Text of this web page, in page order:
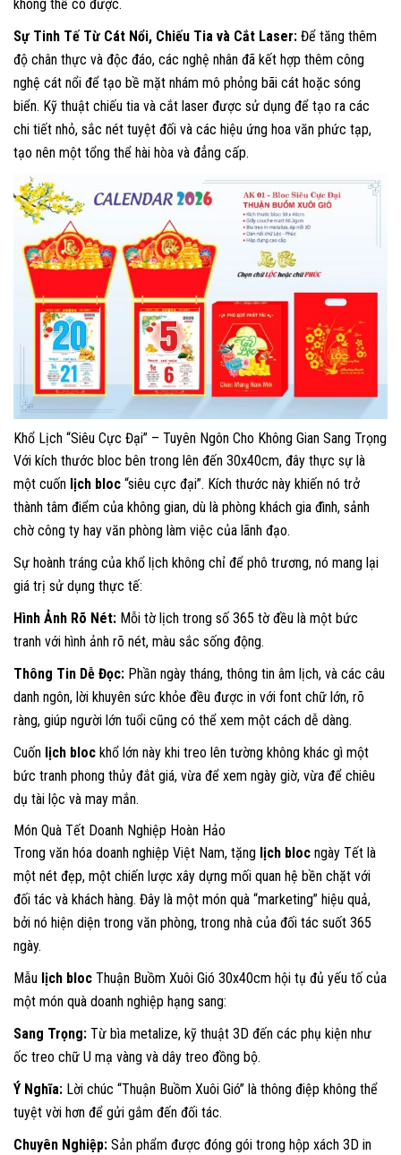
không thể có được.
Sự Tinh Tế Từ Cát Nổi, Chiếu Tia và Cắt Laser: Để tăng thêm
độ chân thực và độc đáo, các nghệ nhân đã kết hợp thêm công
nghệ cát nổi để tạo bề mặt nhám mô phỏng bãi cát hoặc sóng
biển. Kỹ thuật chiếu tia và cắt laser được sử dụng để tạo ra các
chi tiết nhỏ, sắc nét tuyệt đối và các hiệu ứng hoa văn phức tạp,
tạo nên một tổng thể hài hòa và đẳng cấp.
Khổ Lịch “Siêu Cực Đại” – Tuyên Ngôn Cho Không Gian Sang Trọng
Với kích thước bloc bên trong lên đến 30x40cm, đây thực sự là
một cuốn lịch bloc “siêu cực đại”. Kích thước này khiến nó trở
thành tâm điểm của không gian, dù là phòng khách gia đình, sảnh
chờ công ty hay văn phòng làm việc của lãnh đạo.
Sự hoành tráng của khổ lịch không chỉ để phô trương, nó mang lại
giá trị sử dụng thực tế:
Hình Ảnh Rõ Nét: Mỗi tờ lịch trong số 365 tờ đều là một bức
tranh với hình ảnh rõ nét, màu sắc sống động.
Thông Tin Dễ Đọc: Phần ngày tháng, thông tin âm lịch, và các câu
danh ngôn, lời khuyên sức khỏe đều được in với font chữ lớn, rõ
ràng, giúp người lớn tuổi cũng có thể xem một cách dễ dàng.
Cuốn lịch bloc khổ lớn này khi treo lên tường không khác gì một
bức tranh phong thủy đắt giá, vừa để xem ngày giờ, vừa để chiêu
dụ tài lộc và may mắn.
Món Quà Tết Doanh Nghiệp Hoàn Hảo
Trong văn hóa doanh nghiệp Việt Nam, tặng lịch bloc ngày Tết là
một nét đẹp, một chiến lược xây dựng mối quan hệ bền chặt với
đối tác và khách hàng. Đây là một món quà “marketing” hiệu quả,
bởi nó hiện diện trong văn phòng, trong nhà của đối tác suốt 365
ngày.
Mẫu lịch bloc Thuận Buồm Xuôi Gió 30x40cm hội tụ đủ yếu tố của
một món quà doanh nghiệp hạng sang:
Sang Trọng: Từ bìa metalize, kỹ thuật 3D đến các phụ kiện như
ốc treo chữ U mạ vàng và dây treo đồng bộ.
Ý Nghĩa: Lời chúc “Thuận Buồm Xuôi Gió” là thông điệp không thể
tuyệt vời hơn để gửi gắm đến đối tác.
Chuyên Nghiệp: Sản phẩm được đóng gói trong hộp xách 3D in